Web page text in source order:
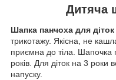
Дитяча
Шапка панчоха для діток
трикотажу. Якісна, не
приємна до тіла. Шапочка
років. Для діток на 3 роки
напуску.